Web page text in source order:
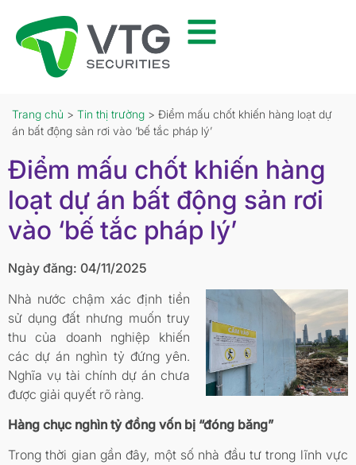
Trang chủ > Tin thị trường > Điểm mấu chốt khiến hàng loạt dự
án bất động sản rơi vào ‘bế tắc pháp lý’
Điểm mấu chốt khiến hàng
loạt dự án bất động sản rơi
vào ‘bế tắc pháp lý’
Ngày đăng: 04/11/2025
Nhà nước chậm xác định tiền
sử dụng đất nhưng muốn truy
thu của doanh nghiệp khiến
các dự án nghìn tỷ đứng yên.
Nghĩa vụ tài chính dự án chưa
được giải quyết rõ ràng.
Hàng chục nghìn tỷ đồng vốn bị “đóng băng”
Trong thời gian gần đây, một số nhà đầu tư trong lĩnh vực